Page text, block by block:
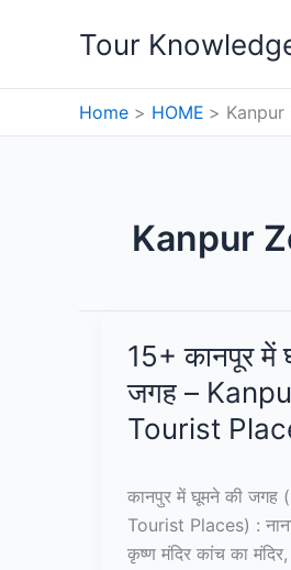
Tour
Home HOME
Kanpur
15+ कानपूर में
जगह –
Tourist
कानपुर में घूमने की जगह
Tourist Places) :
कृष्ण मंदिर कांच का